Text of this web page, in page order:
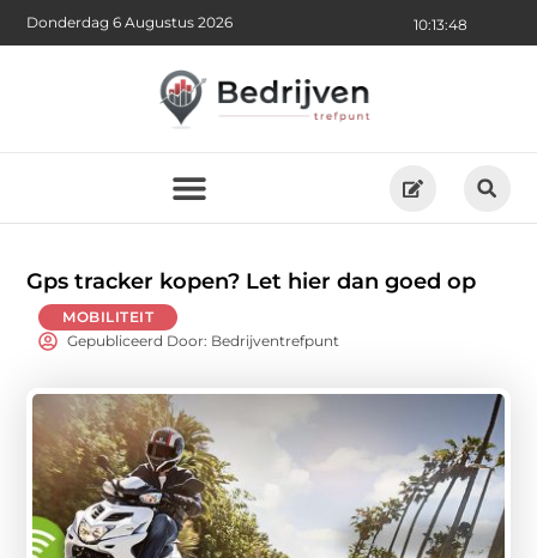
10:13:48
Donderdag 6 Augustus 2026
Gps tracker kopen? Let hier dan goed op
MOBILITEIT
Gepubliceerd Door: Bedrijventrefpunt